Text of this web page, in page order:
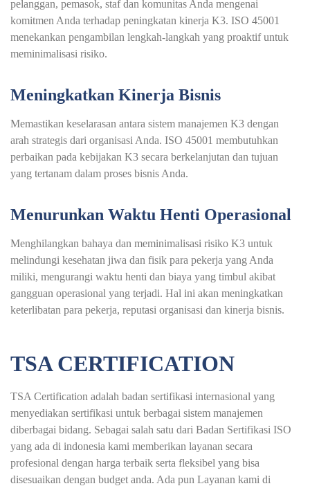
pelanggan, pemasok, staf dan komunitas Anda mengenai
komitmen Anda terhadap peningkatan kinerja K3. ISO 45001
menekankan pengambilan lengkah-langkah yang proaktif untuk
meminimalisasi risiko.
Meningkatkan Kinerja Bisnis
Memastikan keselarasan antara sistem manajemen K3 dengan
arah strategis dari organisasi Anda. ISO 45001 membutuhkan
perbaikan pada kebijakan K3 secara berkelanjutan dan tujuan
yang tertanam dalam proses bisnis Anda.
Menurunkan Waktu Henti Operasional
Menghilangkan bahaya dan meminimalisasi risiko K3 untuk
melindungi kesehatan jiwa dan fisik para pekerja yang Anda
miliki, mengurangi waktu henti dan biaya yang timbul akibat
gangguan operasional yang terjadi. Hal ini akan meningkatkan
keterlibatan para pekerja, reputasi organisasi dan kinerja bisnis.
TSA CERTIFICATION
TSA Certification adalah badan sertifikasi internasional yang
menyediakan sertifikasi untuk berbagai sistem manajemen
diberbagai bidang. Sebagai salah satu dari Badan Sertifikasi ISO
yang ada di indonesia kami memberikan layanan secara
profesional dengan harga terbaik serta fleksibel yang bisa
disesuaikan dengan budget anda. Ada pun Layanan kami di